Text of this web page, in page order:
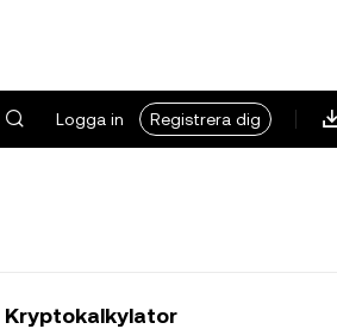
Logga in Registrera dig
Kryptokalkylator